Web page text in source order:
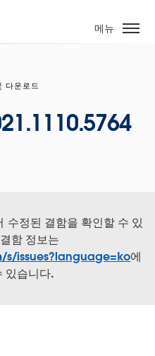
메뉴
다운로드
수정된 결함을 확인할 수 있
함 정보는
s/issues?language=ko에
있습니다.